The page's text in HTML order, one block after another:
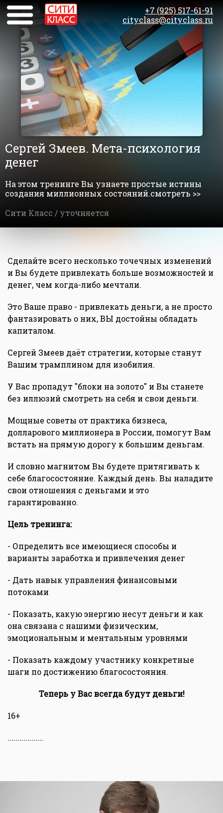
+7 (925) 517-61-91
cityclass@cityclass.ru
Сергей Змеев. Мета-психология
денег
На этом тренинге Вы узнаете простые истины
создания миллионных состояний.смотреть >>
Сити Класс / уточняется
Сделайте всего несколько точечных изменений
и Вы будете привлекать больше возможностей и
денег, чем когда-либо мечтали.
Это Ваше право - привлекать деньги, а не просто
фантазировать о них, ВЫ достойны обладать
капиталом.
Сергей Змеев даёт стратегии, которые станут
Вашим трамплином для изобилия.
У Вас пропадут "блоки на золото" и Вы станете
без иллюзий смотреть на себя и свои деньги.
Мощные советы от практика бизнеса,
долларового миллионера в России, помогут Вам
встать на прямую дорогу к большим деньгам.
И словно магнитом Вы будете притягивать к
себе благосостояние. Каждый день. Вы наладите
свои отношения с деньгами и это
гарантированно.
Цель тренинга:
- Определить все имеющиеся способы и
варианты заработка и привлечения денег
- Дать навык управления финансовыми
потоками
- Показать, какую энергию несут деньги и как
она связана с нашими физическим,
эмоциональным и ментальным уровнями
- Показать каждому участнику конкретные
шаги по достижению благосостояния.
Теперь у Вас всегда будут деньги!
16+
..................